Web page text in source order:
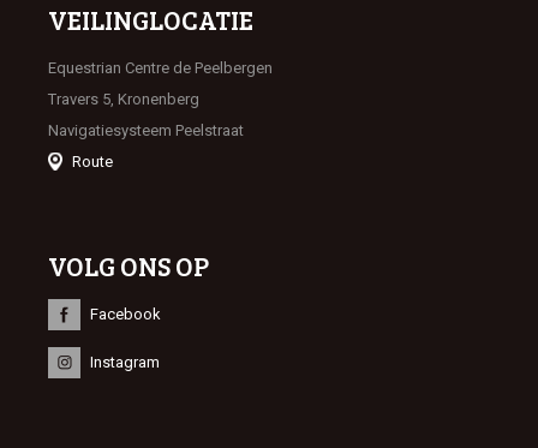
VEILINGLOCATIE
Equestrian Centre de Peelbergen
Travers 5, Kronenberg
Navigatiesysteem Peelstraat
Route
VOLG ONS OP
Facebook
Instagram